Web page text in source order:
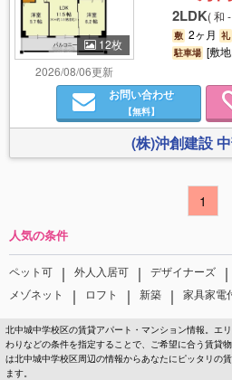
12枚
2026/08/06更新
2LDK(和
敷 2ヶ月 礼
駐車場 [敷
お問い合わせ
【無料】
(株)沖創建設
1
人気の条件
ペット可 ｜ 外人入居可 ｜ デザイナーズ ｜
メゾネット ｜ ロフト ｜ 新築 ｜ 家具家電
北中城中学校区の賃貸アパート・マンション情報。エ
わりなどの条件を指定することで、ご希望に合う賃貸
は北中城中学校区周辺の情報からあなたにピッタリの
ます。